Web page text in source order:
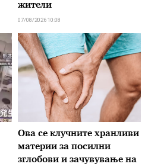
жители
07/08/2026 10:08
Ова се клучните хранливи
материи за посилни
зглобови и зачувување на